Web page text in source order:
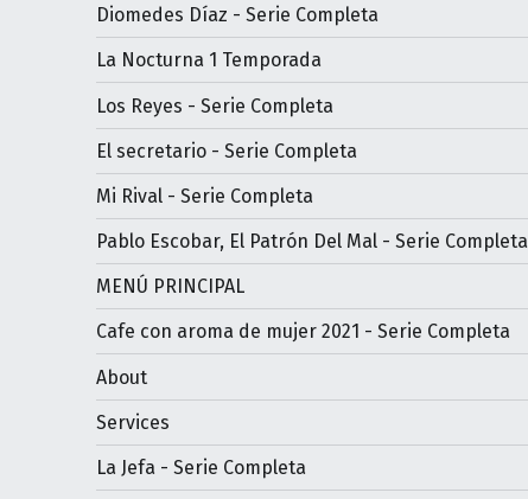
Diomedes Díaz - Serie Completa
La Nocturna 1 Temporada
Los Reyes - Serie Completa
El secretario - Serie Completa
Mi Rival - Serie Completa
Pablo Escobar, El Patrón Del Mal - Serie Completa
MENÚ PRINCIPAL
Cafe con aroma de mujer 2021 - Serie Completa
About
Services
La Jefa - Serie Completa